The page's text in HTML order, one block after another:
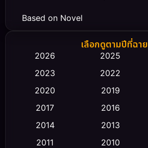
Based on Novel
Biography ชีวิตจริง
Classic หนังคลาสสิก
Comedy ตลก
เลือกดูตามปีที่ฉาย
2026 2025
2023
2022
2020
2019
2017
2016
2014
2013
2011
2010